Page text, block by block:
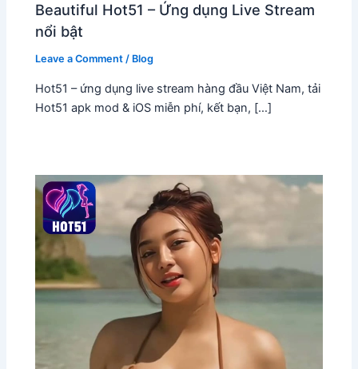
Beautiful Hot51 – Ứng dụng Live Stream
nổi bật
Leave a Comment / Blog
Hot51 – ứng dụng live stream hàng đầu Việt Nam, tải
Hot51 apk mod & iOS miễn phí, kết bạn, […]